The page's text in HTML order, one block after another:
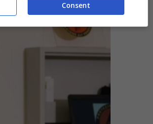
Consent